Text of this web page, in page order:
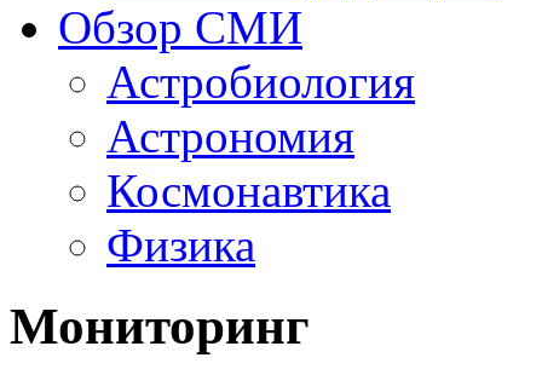
Обзор СМИ
Астробиология
Астрономия
Космонавтика
Физика
Мониторинг